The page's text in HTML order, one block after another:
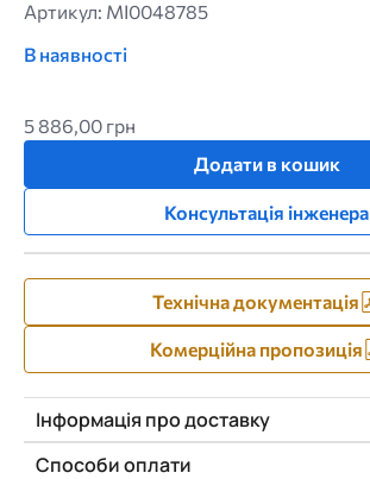
Артикул: MI0048785
В наявності
5 886,00 грн
Додати в кошик
Консультація інженера
Технічна документація
Комерційна пропозиція
Інформація про доставку
Способи оплати